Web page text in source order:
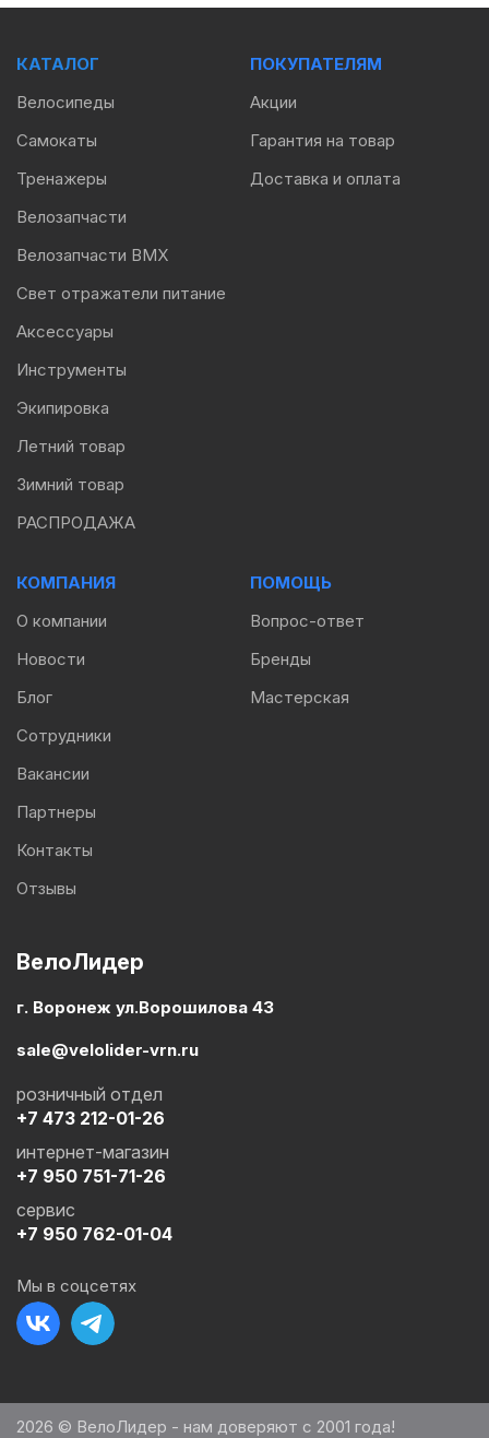
ВелоЛидер
г. Воронеж ул.Ворошилова 43
sale@velolider-vrn.ru
+7 473 212-01-26
розничный отдел
+7 950 751-71-26
интернет-магазин
+7 950 762-01-04
сервис
Мы в соцсетях
КАТАЛОГ
Велосипеды
Самокаты
Тренажеры
Велозапчасти
Велозапчасти BMX
Свет отражатели питание
Аксессуары
Инструменты
Экипировка
Летний товар
Зимний товар
РАСПРОДАЖА
ПОКУПАТЕЛЯМ
Акции
Гарантия на товар
Доставка и оплата
КОМПАНИЯ
О компании
Новости
Блог
Сотрудники
Вакансии
Партнеры
Контакты
Отзывы
ПОМОЩЬ
Вопрос-ответ
Бренды
Мастерская
2026 © ВелоЛидер - нам доверяют с 2001 года!